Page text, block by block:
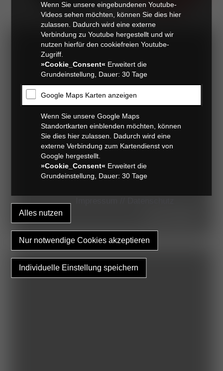
Wenn Sie unsere eingebundenen Youtube-
Videos sehen möchten, können Sie dies hier
zulassen. Dadurch wird eine externe
Verbindung zu Youtube hergestellt und wir
nutzen hierfür den cookiefreien Youtube-
Zugriff.
»Cookie_Consent« Erweitert die
Grundeinstellung, Dauer: 30 Tage
Google Maps Karten anzeigen
Wenn Sie unsere Google Maps
Standortkarten einblenden möchten, können
Sie dies hier zulassen. Dadurch wird eine
externe Verbindung zum Kartendienst von
Google hergestellt.
»Cookie_Consent« Erweitert die
Grundeinstellung, Dauer: 30 Tage